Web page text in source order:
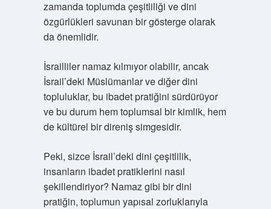
zamanda toplumda çeşitliliği ve dini
özgürlükleri savunan bir gösterge olarak
da önemlidir.
İsrailliler namaz kılmıyor olabilir, ancak
İsrail’deki Müslümanlar ve diğer dini
topluluklar, bu ibadet pratiğini sürdürüyor
ve bu durum hem toplumsal bir kimlik, hem
de kültürel bir direniş simgesidir.
Peki, sizce İsrail’deki dini çeşitlilik,
insanların ibadet pratiklerini nasıl
şekillendiriyor? Namaz gibi bir dini
pratiğin, toplumun yapısal zorluklarıyla